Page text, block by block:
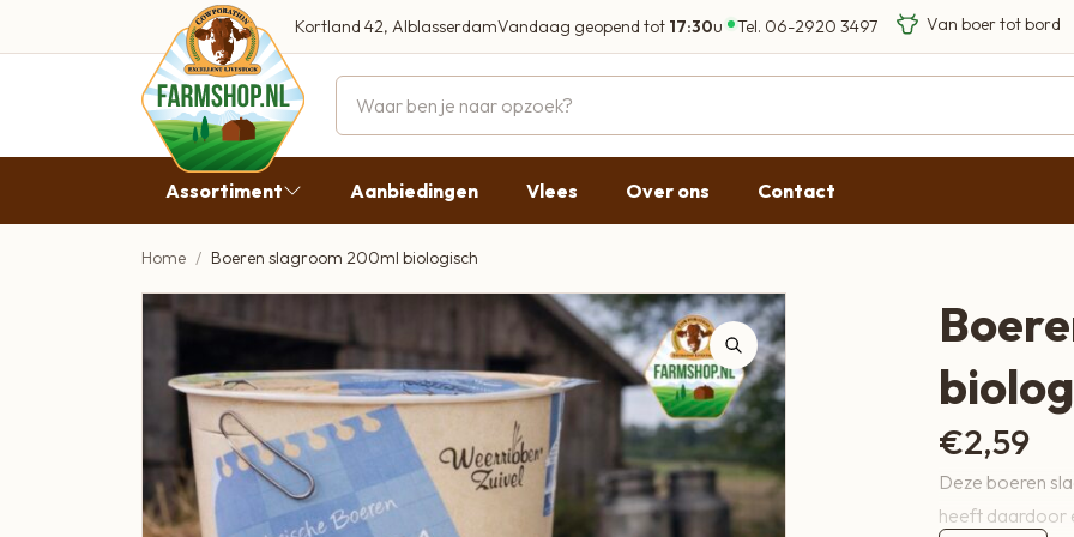
Kortland 42, AlblasserdamVandaag geopend tot 17:30u
Woensdag 09:00 - 17:30
Vrijdag 09:00 - 18:00
09:00 - 17:30
Zondag Gesloten
Tel. 06-2920 3497
Eigen Limousin
Eerlijke
Assortiment
Broodbeleg & Worst
Boeren Zuivel
Boeren Roomijs
Desembrood
Aanbiedingen Vlees Over ons Contact
Home Boeren slagroom 200ml biologisch
€2,59
Deze boeren
heeft daardoor